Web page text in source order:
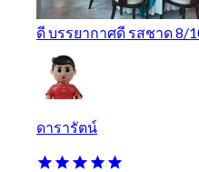
ดี บรรยากาศดี รสชาด 8/
ดารารัตน์